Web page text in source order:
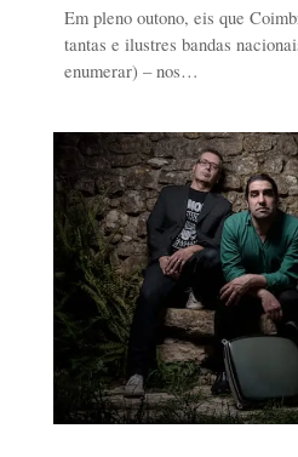
Em pleno outono, eis que
tantas e ilustres bandas
enumerar) – nos…